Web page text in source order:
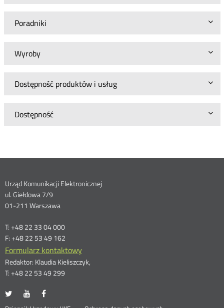
Poradniki
Wyroby
Dostępność produktów i usług
Dostępność
Dane
kontaktowe
Urząd Komunikacji Elektronicznej
ul. Giełdowa 7/9
01-211 Warszawa
T: +48 22 33 04 000
F: +48 22 53 49 162
Formularz kontaktowy
Redaktor: Klaudia Kieliszczyk,
T: +48 22 53 49 299
UKE
OtwórzUKE
Otwórz